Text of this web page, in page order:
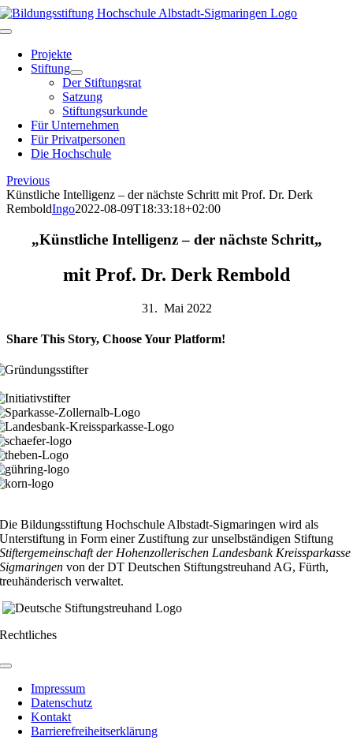
Skip
to
Toggle
NavigationProjekte
Stiftung
Der Stiftungsrat
Satzung
Stiftungsurkunde
Für Unternehmen
Für Privatpersonen
Die Hochschule
Previous
Künstliche Intelligenz – der nächste Schritt mit Prof. Dr. Derk
RemboldIngo2022-08-09T18:33:18+02:00
„Künstliche Intelligenz – der nächste Schritt„
mit Prof. Dr. Derk Rembold
31. Mai 2022
Share This Story, Choose Your Platform!
Facebook
X
Reddit
LinkedIn
WhatsApp
Telegram
Tumblr
Pinterest
Vk
Xing
Email
Die Bildungsstiftung Hochschule Albstadt-Sigmaringen wird als
Unterstiftung in Form einer Zustiftung zur unselbständigen Stiftung
Stiftergemeinschaft der Hohenzollerischen Landesbank Kreissparkasse
Sigmaringen von der DT Deutschen Stiftungstreuhand AG, Fürth,
treuhänderisch verwaltet.
Rechtliches
Toggle
NavigationImpressum
Datenschutz
Kontakt
Barrierefreiheitserklärung